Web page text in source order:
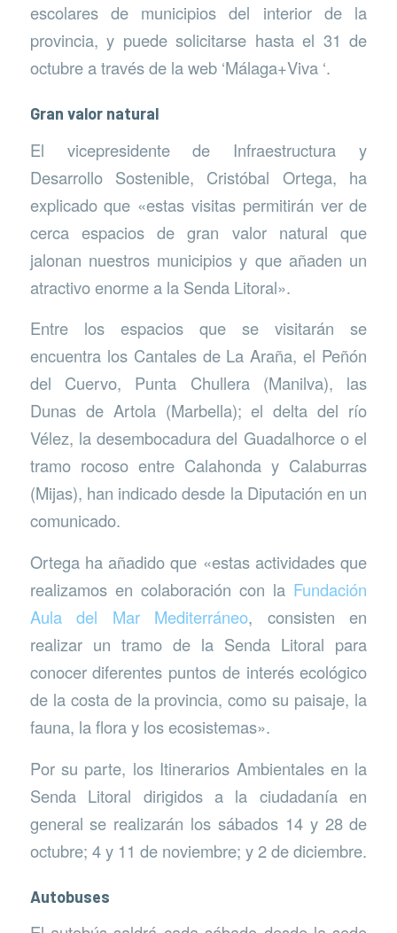
escolares de municipios del interior de la
provincia, y puede solicitarse hasta el 31 de
octubre a través de la web ‘Málaga+Viva ‘.
Gran valor natural
El vicepresidente de Infraestructura y
Desarrollo Sostenible, Cristóbal Ortega, ha
explicado que «estas visitas permitirán ver de
cerca espacios de gran valor natural que
jalonan nuestros municipios y que añaden un
atractivo enorme a la Senda Litoral».
Entre los espacios que se visitarán se
encuentra los Cantales de La Araña, el Peñón
del Cuervo, Punta Chullera (Manilva), las
Dunas de Artola (Marbella); el delta del río
Vélez, la desembocadura del Guadalhorce o el
tramo rocoso entre Calahonda y Calaburras
(Mijas), han indicado desde la Diputación en un
comunicado.
Ortega ha añadido que «estas actividades que
realizamos en colaboración con la Fundación
Aula del Mar Mediterráneo, consisten en
realizar un tramo de la Senda Litoral para
conocer diferentes puntos de interés ecológico
de la costa de la provincia, como su paisaje, la
fauna, la flora y los ecosistemas».
Por su parte, los Itinerarios Ambientales en la
Senda Litoral dirigidos a la ciudadanía en
general se realizarán los sábados 14 y 28 de
octubre; 4 y 11 de noviembre; y 2 de diciembre.
Autobuses